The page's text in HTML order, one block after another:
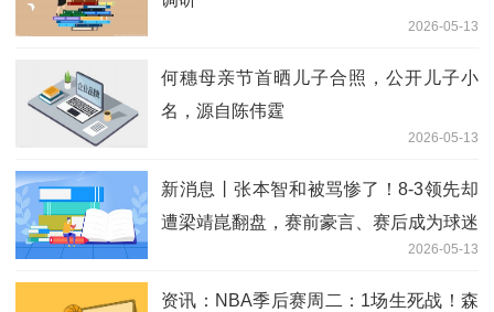
2026-05-13
何穗母亲节首晒儿子合照，公开儿子小
名，源自陈伟霆
2026-05-13
新消息丨张本智和被骂惨了！8-3领先却
遭梁靖崑翻盘，赛前豪言、赛后成为球迷
2026-05-13
资讯：NBA季后赛周二：1场生死战！森